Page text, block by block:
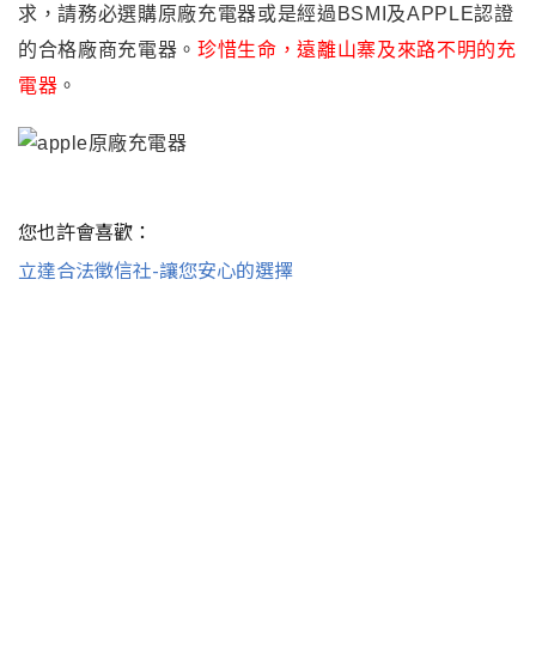
求 ，請務必選購原廠充電器或是經過BSMI及APPLE認證
的合格廠商充電器 。珍惜生命 ，遠離山寨及來路不明的充
電器 。
您也許會喜歡：
立達合法徵信社-讓您安心的選擇